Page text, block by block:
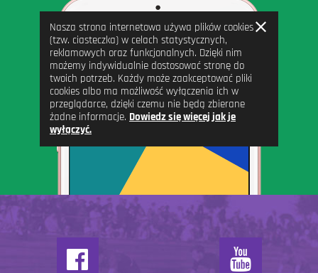
Nasza strona internetowa używa plików cookies
(tzw. ciasteczka) w celach statystycznych,
reklamowych oraz funkcjonalnych. Dzięki nim
możemy indywidualnie dostosować stronę do
twoich potrzeb. Każdy może zaakceptować pliki
cookies albo ma możliwość wyłączenia ich w
przeglądarce, dzięki czemu nie będą zbierane
żadne informacje. Dowiedz się więcej jak je
wyłączyć.